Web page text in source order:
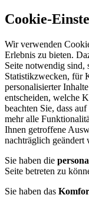
Cookie-
Wir verwenden
Erlebnis zu bieten.
Seite notwendig sind,
Statistikzwecken, für
personalisierter
entscheiden, welche
beachten Sie, dass
mehr alle
Ihnen getroffene
nachträglich geändert
Sie haben die
Seite betreten zu
Sie haben das